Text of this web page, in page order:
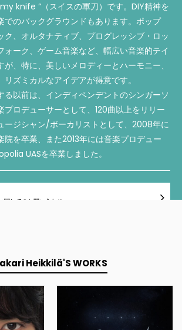
knife “（スイスの軍刀）です。DIY精神を
でのバックグラウンドもあります。ポップ
ク、オルタナティブ、プログレッシブ・ロッ
ーク、ゲーム音楽など、 幅広い音楽的テイ
、特に、 美しいメロディーとハーモニー、
リズミカルなアイデアが得意です。
以前は、 インディペンデントのシンガーソ
プロデューサーとして、120曲以上をリリー
ージシャン/ボーカリストとして、 2008年に
を卒業、 また2013年には音楽プロデュー
UASを卒業しました。
してのお問い合わせ
Heikkilä'S WORKS